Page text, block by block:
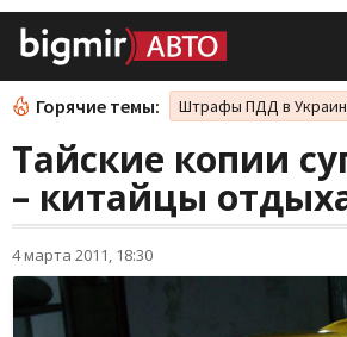
Горячие темы: Штрафы ПДД в
Тайские копии
– китайцы
4 марта 2011, 18:30